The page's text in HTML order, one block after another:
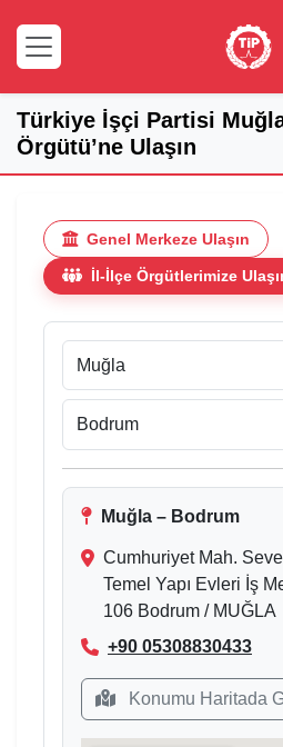
Türkiye İşçi Partisi
Örgütü’ne Ulaşın
Genel Merkeze Ulaşın
İl-İlçe Örgütlerimize
Muğla – Bodrum
Cumhuriyet Mah.
Temel Yapı Evleri İş
106 Bodrum / MUĞLA
+90 05308830433
Konumu Haritada